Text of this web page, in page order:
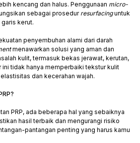
kencang dan halus. Penggunaan micro-
sebagai prosedur resurfacinguntuk
kerut.
penyembuhan alami dari darah
menawarkan solusi yang aman dan
kulit, termasuk bekas jerawat, kerutan,
ini tidak hanya memperbaiki tekstur kulit
dan kecerahan wajah.
PRP, ada beberapa hal yang sebaiknya
hasil terbaik dan mengurangi risiko
pantangan penting yang harus kamu